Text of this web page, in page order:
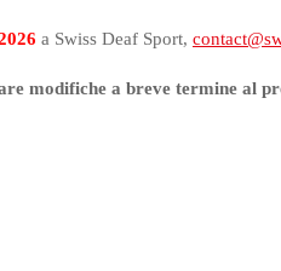
a Swiss Deaf Sport,
modifiche a breve termine al